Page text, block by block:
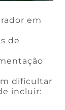
em
de
dificultar
incluir: